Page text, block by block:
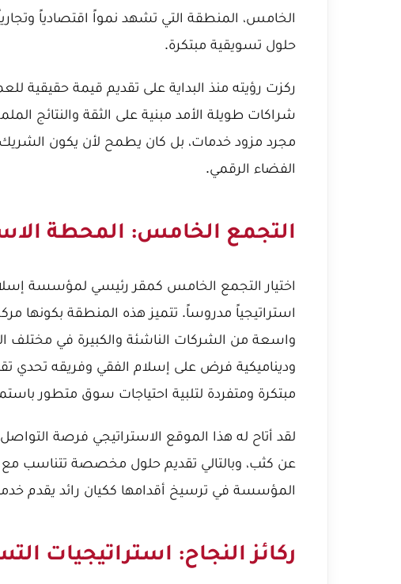
الخامس، المنطقة التي تشهد نمواً اقتصادياً
حلول تسويقية مبتكرة.
ركزت رؤيته منذ البداية على تقديم قيمة حقيقية
شراكات طويلة الأمد مبنية على الثقة والنتائج
مجرد مزود خدمات، بل كان يطمح لأن يكون الشريك
الفضاء الرقمي.
التجمع الخامس: المحطة
اختيار التجمع الخامس كمقر رئيسي لمؤسسة
استراتيجياً مدروساً. تتميز هذه المنطقة بكونها
واسعة من الشركات الناشئة والكبيرة في مختلف
وديناميكية فرض على إسلام الفقي وفريقه تحدي
مبتكرة ومتفردة لتلبية احتياجات سوق متطور
لقد أتاح له هذا الموقع الاستراتيجي فرصة
عن كثب، وبالتالي تقديم حلول مخصصة تتناسب
المؤسسة في ترسيخ أقدامها ككيان رائد يقدم
ركائز النجاح: استراتيجيات